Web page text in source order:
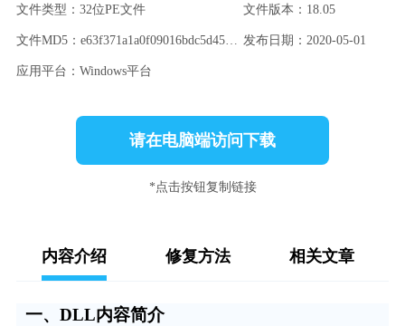
文件类型：32位PE文件 文件版本：18.05
文件MD5：e63f371a1a0f09016bdc5d458f607af8 发布日期：2020-05-01
应用平台：Windows平台
请在电脑端访问下载
*点击按钮复制链接
内容介绍 修复方法 相关文章
一、DLL内容简介